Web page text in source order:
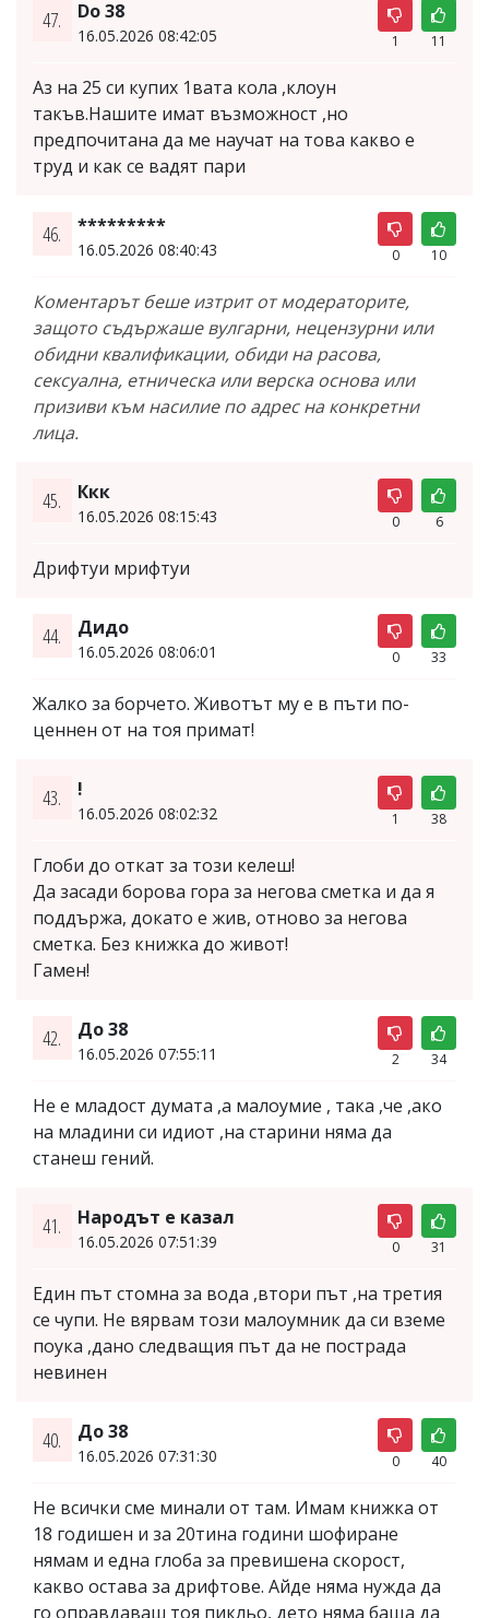
47. Do 38
16.05.2026 08:42:05 1 11
Аз на 25 си купих 1вата кола ,клоун
такъв.Нашите имат възможност ,но
предпочитана да ме научат на това какво е
труд и как се вадят пари
46. *********
16.05.2026 08:40:43 0 10
Коментарът беше изтрит от модераторите,
защото съдържаше вулгарни, нецензурни или
обидни квалификации, обиди на расова,
сексуална, етническа или верска основа или
призиви към насилие по адрес на конкретни
лица.
45. Ккк
16.05.2026 08:15:43 0 6
Дрифтуи мрифтуи
44. Дидо
16.05.2026 08:06:01 0 33
Жалко за борчето. Животът му е в пъти по-
ценнен от на тоя примат!
43. !
16.05.2026 08:02:32 1 38
Глоби до откат за този келеш!
Да засади борова гора за негова сметка и да я
поддържа, докато е жив, отново за негова
сметка. Без книжка до живот!
Гамен!
42. До 38
16.05.2026 07:55:11 2 34
Не е младост думата ,а малоумие , така ,че ,ако
на младини си идиот ,на старини няма да
станеш гений.
41. Народът е казал
16.05.2026 07:51:39 0 31
Един път стомна за вода ,втори път ,на третия
се чупи. Не вярвам този малоумник да си вземе
поука ,дано следващия път да не пострада
невинен
40. До 38
16.05.2026 07:31:30 0 40
Не всички сме минали от там. Имам книжка от
18 годишен и за 20тина години шофиране
нямам и една глоба за превишена скорост,
какво остава за дрифтове. Айде няма нужда да
го оправдаваш тоя пикльо, дето няма баща да